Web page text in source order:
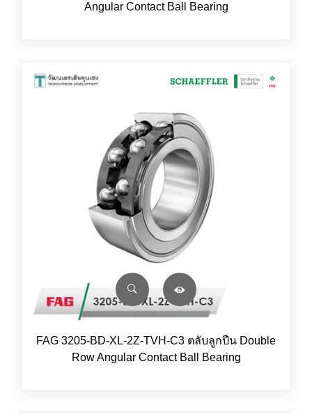
Angular Contact Ball Bearing
FAG 3205-BD-XL-2Z-TVH-C3 ตลับลูกปืน Double
Row Angular Contact Ball Bearing